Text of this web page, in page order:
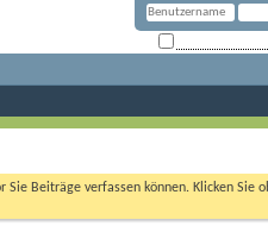
Sie Beiträge verfassen können. Klicken